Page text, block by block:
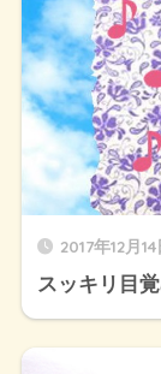
2017年12月14
スッキリ目